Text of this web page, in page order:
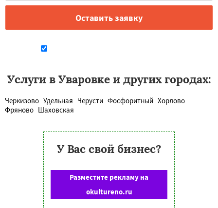
Услуги в Уваровке и других городах:
Черкизово Удельная Черусти Фосфоритный Хорлово
Фряново Шаховская
У Вас свой бизнес?
Разместите рекламу на
okultureno.ru